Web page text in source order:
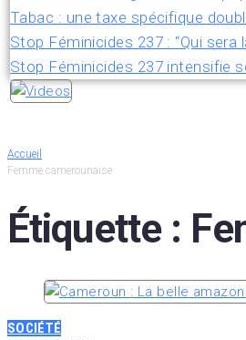
Tabac : une taxe spécifique
Stop Féminicides 237 : “Qui sera
Stop Féminicides 237 intensifie
Accueil
Femme camerounaise
Étiquette :
SOCIÉTÉ